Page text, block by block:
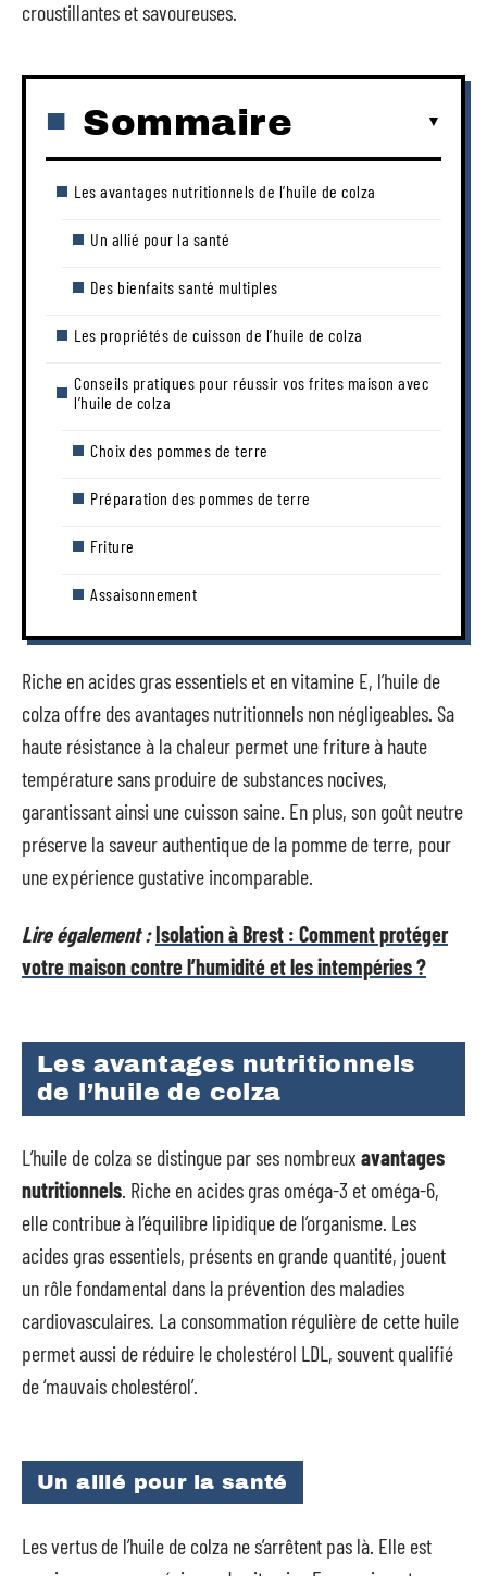
croustillantes et savoureuses.
Sommaire
Les avantages nutritionnels de l’huile de colza
Un allié pour la santé
Des bienfaits santé multiples
Les propriétés de cuisson de l’huile de colza
Conseils pratiques pour réussir vos frites maison avec
l’huile de colza
Choix des pommes de terre
Préparation des pommes de terre
Friture
Assaisonnement
Riche en acides gras essentiels et en vitamine E, l’huile de
colza offre des avantages nutritionnels non négligeables. Sa
haute résistance à la chaleur permet une friture à haute
température sans produire de substances nocives,
garantissant ainsi une cuisson saine. En plus, son goût neutre
préserve la saveur authentique de la pomme de terre, pour
une expérience gustative incomparable.
Lire également :Isolation à Brest : Comment protéger
votre maison contre l’humidité et les intempéries ?
Les avantages nutritionnels
de l’huile de colza
L’huile de colza se distingue par ses nombreux avantages
nutritionnels . Riche en acides gras oméga-3 et oméga-6,
elle contribue à l’équilibre lipidique de l’organisme. Les
acides gras essentiels, présents en grande quantité, jouent
un rôle fondamental dans la prévention des maladies
cardiovasculaires. La consommation régulière de cette huile
permet aussi de réduire le cholestérol LDL, souvent qualifié
de ‘mauvais cholestérol’.
Un allié pour la santé
Les vertus de l’huile de colza ne s’arrêtent pas là. Elle est